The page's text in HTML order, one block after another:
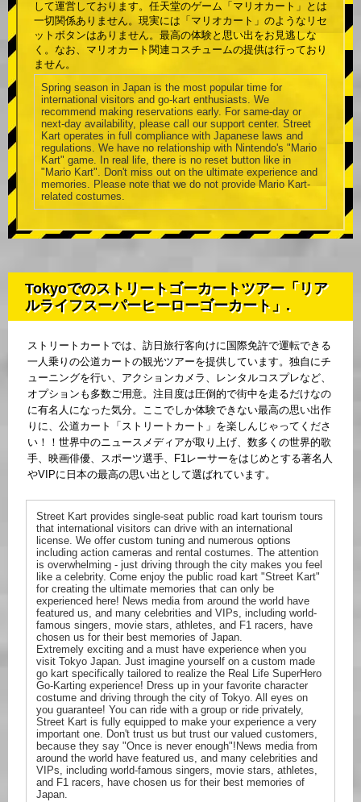
して運営しております。任天堂のゲーム「マリオカート」とは
一切関係ありません。現実には「マリオカート」のようなリセ
ットボタンはありません。最高の体験と思い出をお見逃しな
く。なお、マリオカート関連コスチュームの提供は行っており
ません。
Spring season in Japan is the most popular time for
international visitors and go-kart enthusiasts. We
recommend making reservations early. For same-day or
next-day availability, please call our support center. Street
Kart operates in full compliance with Japanese laws and
regulations. We have no relationship with Nintendo's "Mario
Kart" game. In real life, there is no reset button like in
"Mario Kart". Don't miss out on the ultimate experience and
memories. Please note that we do not provide Mario Kart-
related costumes.
Tokyoでのストリートゴーカートツアー「リア
ルライフスーパーヒーローゴーカート」.
ストリートカートでは、訪日旅行客向けに国際免許で運転できる
一人乗りの公道カートの観光ツアーを提供しています。独自にチ
ューニングを行い、アクションカメラ、レンタルコスプレなど、
オプションも多数ご用意。注目度は圧倒的で街中を走るだけなの
に有名人になった気分。ここでしか体験できない最高の思い出作
りに、公道カート「ストリートカート」を楽しんじゃってくださ
い！！世界中のニュースメディアが取り上げ、数多くの世界的歌
手、映画俳優、スポーツ選手、F1レーサーをはじめとする著名人
やVIPに日本の最高の思い出として選ばれています。
Street Kart provides single-seat public road kart tourism tours
that international visitors can drive with an international
license. We offer custom tuning and numerous options
including action cameras and rental costumes. The attention
is overwhelming - just driving through the city makes you feel
like a celebrity. Come enjoy the public road kart "Street Kart"
for creating the ultimate memories that can only be
experienced here! News media from around the world have
featured us, and many celebrities and VIPs, including world-
famous singers, movie stars, athletes, and F1 racers, have
chosen us for their best memories of Japan.
Extremely exciting and a must have experience when you
visit Tokyo Japan. Just imagine yourself on a custom made
go kart specifically tailored to realize the Real Life SuperHero
Go-Karting experience! Dress up in your favorite character
costume and driving through the city of Tokyo. All eyes on
you guarantee! You can ride with a group or ride privately,
Street Kart is fully equipped to make your experience a very
important one. Don't trust us but trust our valued customers,
because they say "Once is never enough"!News media from
around the world have featured us, and many celebrities and
VIPs, including world-famous singers, movie stars, athletes,
and F1 racers, have chosen us for their best memories of
Japan.